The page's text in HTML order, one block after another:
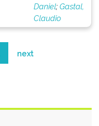
Daniel;Gastal,
Claudio
next